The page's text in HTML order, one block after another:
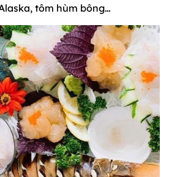
tôm hùm bông…